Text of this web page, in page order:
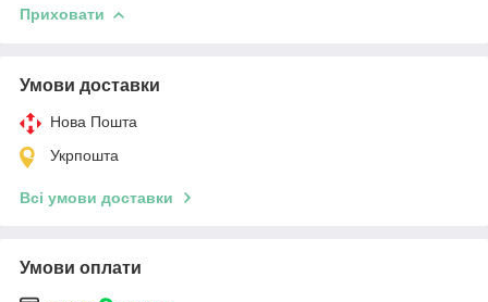
Приховати
Умови доставки
Нова Пошта
Укрпошта
Всі умови доставки
Умови оплати